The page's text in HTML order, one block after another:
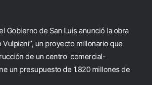
Gobierno de San Luis anunció la obra
Vulpiani”, un proyecto millonario que
de un centro comercial-
un presupuesto de 1.820 millones de